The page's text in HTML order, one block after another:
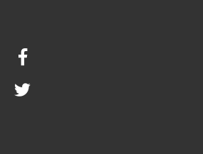
Facebook
Twitter